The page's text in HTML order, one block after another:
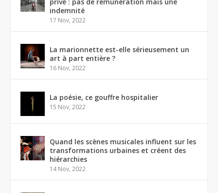
indemnité
17 Nov, 2022
La marionnette est-elle sérieusement un
art à part entière ?
16 Nov, 2022
La poésie, ce gouffre hospitalier
15 Nov, 2022
Quand les scènes musicales influent sur les
transformations urbaines et créent des
hiérarchies
14 Nov, 2022